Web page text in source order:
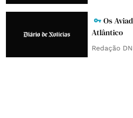
Os
Atlântico
Redação DN